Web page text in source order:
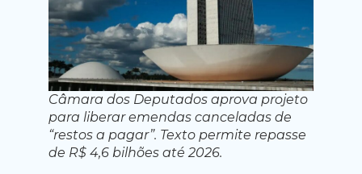
Câmara dos Deputados aprova projeto
para liberar emendas canceladas de
“restos a pagar”. Texto permite repasse
de R$ 4,6 bilhões até 2026.